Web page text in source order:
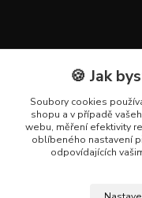
Kontakty
+420 602 223 614
🍪 Jak
Soubory cookies
shopu a v případě
webu, měření efektivity
oblíbeného nastavení
odpovídajících